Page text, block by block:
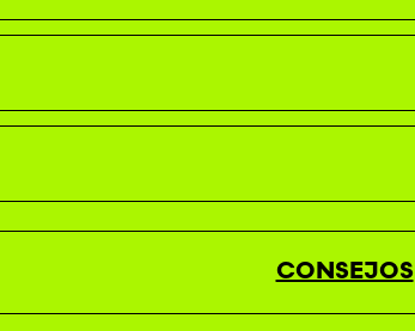
CONSEJOS